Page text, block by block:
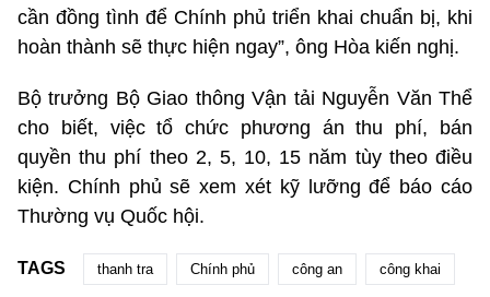
cần đồng tình để Chính phủ triển khai chuẩn bị, khi
hoàn thành sẽ thực hiện ngay”, ông Hòa kiến nghị.
Bộ trưởng Bộ Giao thông Vận tải Nguyễn Văn Thể
cho biết, việc tổ chức phương án thu phí, bán
quyền thu phí theo 2, 5, 10, 15 năm tùy theo điều
kiện. Chính phủ sẽ xem xét kỹ lưỡng để báo cáo
Thường vụ Quốc hội.
TAGS thanh tra Chính phủ công an công khai